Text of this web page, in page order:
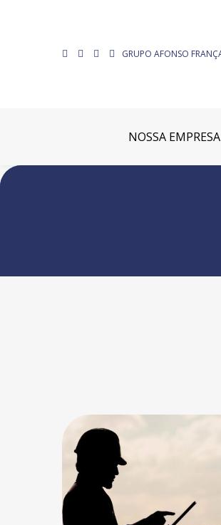
GRUPO AFONSO
NOSSA EMPRESA